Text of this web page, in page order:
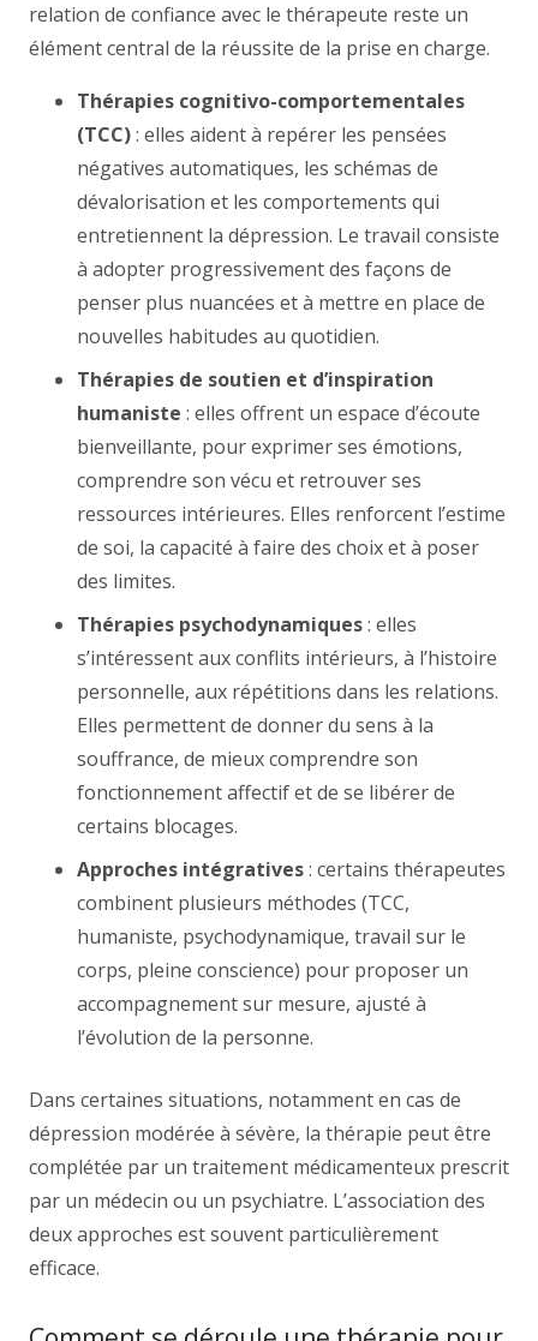
relation de confiance avec le thérapeute reste un
élément central de la réussite de la prise en charge.
Thérapies cognitivo-comportementales
(TCC): elles aident à repérer les pensées
négatives automatiques, les schémas de
dévalorisation et les comportements qui
entretiennent la dépression. Le travail consiste
à adopter progressivement des façons de
penser plus nuancées et à mettre en place de
nouvelles habitudes au quotidien.
Thérapies de soutien et d’inspiration
humaniste : elles offrent un espace d’écoute
bienveillante, pour exprimer ses émotions,
comprendre son vécu et retrouver ses
ressources intérieures. Elles renforcent l’estime
de soi, la capacité à faire des choix et à poser
des limites.
Thérapies psychodynamiques: elles
s’intéressent aux conflits intérieurs, à l’histoire
personnelle, aux répétitions dans les relations.
Elles permettent de donner du sens à la
souffrance, de mieux comprendre son
fonctionnement affectif et de se libérer de
certains blocages.
Approches intégratives: certains thérapeutes
combinent plusieurs méthodes (TCC,
humaniste, psychodynamique, travail sur le
corps, pleine conscience) pour proposer un
accompagnement sur mesure, ajusté à
l’évolution de la personne.
Dans certaines situations, notamment en cas de
dépression modérée à sévère, la thérapie peut être
complétée par un traitement médicamenteux prescrit
par un médecin ou un psychiatre. L’association des
deux approches est souvent particulièrement
efficace.